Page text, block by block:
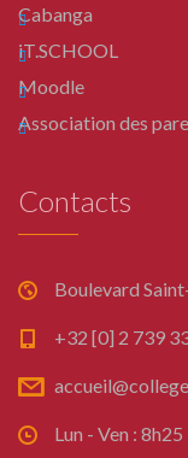
Cabanga
iT.SCHOOL
Moodle
Association des
Contacts
Boulevard
+32 [0] 2 739
Lun - Ven :